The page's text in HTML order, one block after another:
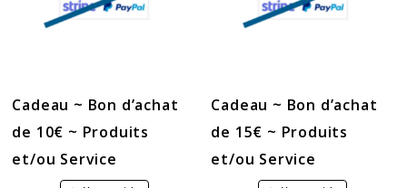
Cadeau ~ Bon d’achat
de 10€ ~ Produits
et/ou Service
Cadeau ~ Bon d’achat
de 15€ ~ Produits
et/ou Service